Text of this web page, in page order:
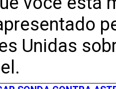
Unidas